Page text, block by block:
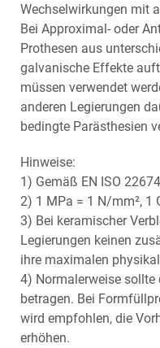
Wechselwirkungen mit
Bei Approximal- oder
Prothesen aus
galvanische Effekte
müssen verwendet
anderen Legierungen
bedingte Parästhesien
Hinweise:
1) Gemäß EN ISO 22674
2) 1 MPa = 1 N/mm², 1
3) Bei keramischer
Legierungen keinen
ihre maximalen
4) Normalerweise sollte
betragen. Bei
wird empfohlen, die
erhöhen.